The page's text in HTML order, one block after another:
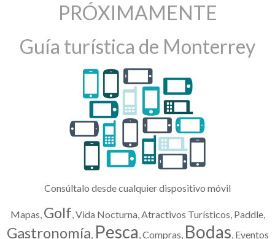
PRÓXIMAMENTE
Guía turística de Monterrey
Consúltalo desde cualquier dispositivo móvil
Mapas, Golf, Vida Nocturna, Atractivos Turísticos, Paddle,
Gastronomía, Pesca, Compras, Bodas, Eventos